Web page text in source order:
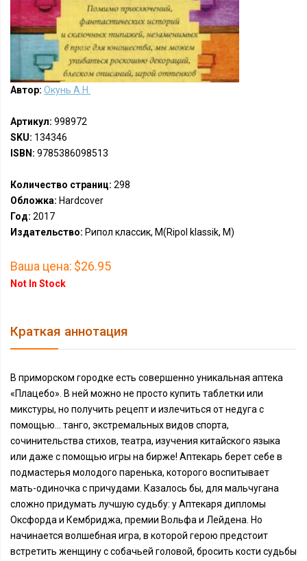
Автор: Окунь А.Н.
Артикул: 998972
SKU: 134346
ISBN: 9785386098513
Количество страниц: 298
Обложка: Hardcover
Год: 2017
Издательство: Рипол классик, М(Ripol klassik, M)
Ваша цена: $26.95
Not In Stock
Краткая аннотация
В приморском городке есть совершенно уникальная аптека
«Плацебо». В ней можно не просто купить таблетки или
микстуры, но получить рецепт и излечиться от недуга с
помощью... танго, экстремальных видов спорта,
сочинительства стихов, театра, изучения китайского языка
или даже с помощью игры на бирже! Аптекарь берет себе в
подмастерья молодого паренька, которого воспитывает
мать-одиночка с причудами. Казалось бы, для мальчугана
сложно придумать лучшую судьбу: у Аптекаря дипломы
Оксфорда и Кембриджа, премии Вольфа и Лейдена. Но
начинается волшебная игра, в которой герою предстоит
встретить женщину с собачьей головой, бросить кости судьбы